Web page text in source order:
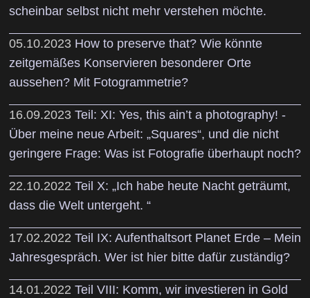
scheinbar selbst nicht mehr verstehen möchte.
05.10.2023 How to preserve that? Wie könnte
zeitgemäßes Konservieren besonderer Orte
aussehen? Mit Fotogrammetrie?
16.09.2023 Teil: XI: Yes, this ain’t a photography! -
Über meine neue Arbeit: „Squares“, und die nicht
geringere Frage: Was ist Fotografie überhaupt noch?
22.10.2022 Teil X: „Ich habe heute Nacht geträumt,
dass die Welt untergeht. “
17.02.2022 Teil IX: Aufenthaltsort Planet Erde – Mein
Jahresgespräch. Wer ist hier bitte dafür zuständig?
14.01.2022 Teil VIII: Komm, wir investieren in Gold